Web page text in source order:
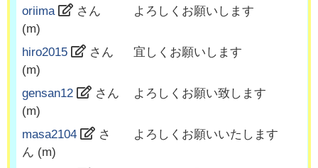
oriima
さん
(m)
よろしくお願いします
hiro2015
さん
(m)
宜しくお願いします
gensan12
さん
(m)
よろしくお願い致します
masa2104
さ
ん (m)
よろしくお願いいたします